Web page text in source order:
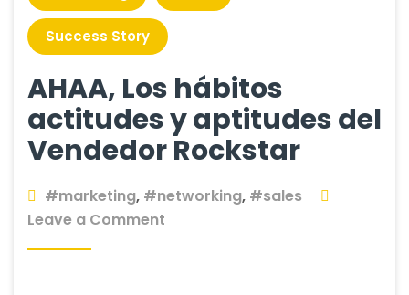
Success Story
AHAA, Los hábitos
actitudes y aptitudes del
Vendedor Rockstar
#marketing, #networking, #sales
Leave a Comment